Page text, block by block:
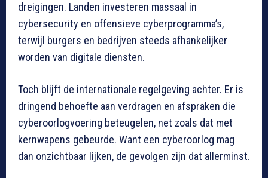
dreigingen. Landen investeren massaal in
cybersecurity en offensieve cyberprogramma’s,
terwijl burgers en bedrijven steeds afhankelijker
worden van digitale diensten.
Toch blijft de internationale regelgeving achter. Er is
dringend behoefte aan verdragen en afspraken die
cyberoorlogvoering beteugelen, net zoals dat met
kernwapens gebeurde. Want een cyberoorlog mag
dan onzichtbaar lijken, de gevolgen zijn dat allerminst.